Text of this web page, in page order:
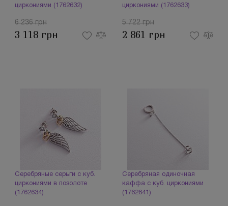
циркониями (1762632)
6 236 грн
3 118 грн
циркониями (1762633)
5 722 грн
2 861 грн
Серебряные серьги с куб.
циркониями в позолоте
(1762634)
Серебряная одиночная
каффа с куб. циркониями
(1762641)